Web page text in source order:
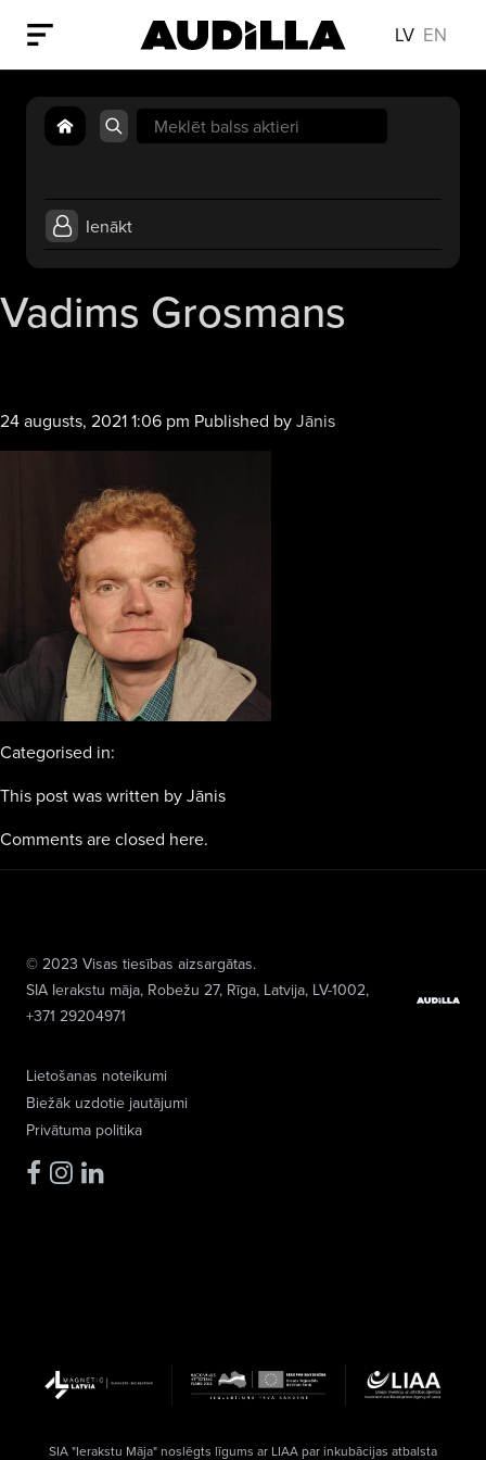
LV EN
Search
for:
Ienākt
Vadims Grosmans
24 augusts, 2021 1:06 pm Published byJānis
Categorised in:
This post was written by Jānis
Comments are closed here.
Lietošanas noteikumi
Biežāk uzdotie jautājumi
Privātuma politika
© 2023 Visas tiesības aizsargātas.
SIA Ierakstu māja, Robežu 27, Rīga, Latvija, LV-1002,
+371 29204971
SIA "Ierakstu Māja" noslēgts līgums ar LIAA par inkubācijas atbalsta